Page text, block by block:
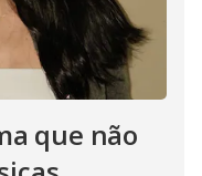
que não